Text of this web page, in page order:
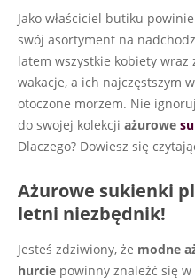
Jako właściciel butiku
swój asortyment na
latem wszystkie kobiety
wakacje, a ich najczęstszym
otoczone morzem. Nie
do swojej kolekcji ażurowe
Dlaczego? Dowiesz się
Ażurowe sukienki
letni niezbędnik!
Jesteś zdziwiony, że modne
hurcie powinny znaleźć się